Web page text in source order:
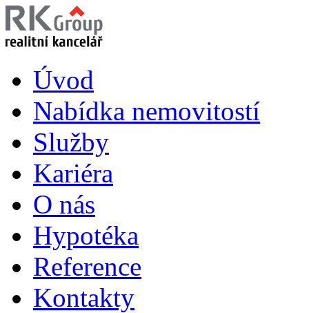
Úvod
Nabídka nemovitostí
Služby
Kariéra
O nás
Hypotéka
Reference
Kontakty